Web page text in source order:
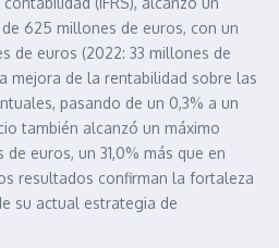
625 millones de euros, con un
de euros (2022: 33 millones de
mejora de la rentabilidad sobre las
pasando de un 0,3% a un
también alcanzó un máximo
euros, un 31,0% más que en
resultados confirman la fortaleza
su actual estrategia de